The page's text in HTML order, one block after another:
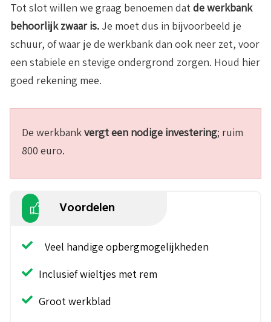
Tot slot willen we graag benoemen datde werkbank
behoorlijk zwaar is. Je moet dus in bijvoorbeeld je
schuur, of waar je de werkbank dan ook neer zet, voor
een stabiele en stevige ondergrond zorgen. Houd hier
goed rekening mee.
De werkbankvergt een nodige investering; ruim
800 euro.
Voordelen
Veel handige opbergmogelijkheden
Inclusief wieltjes met rem
Groot werkblad